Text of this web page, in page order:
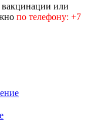
вакцинации или
по телефону: +7